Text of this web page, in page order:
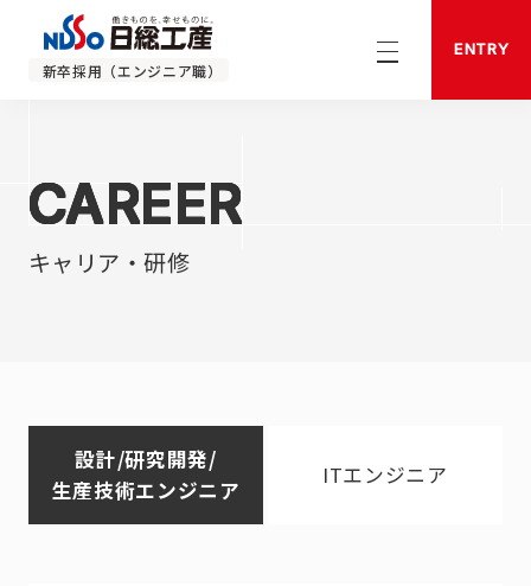
新卒採用（エンジニア職）
ENTRY
CAREER
CAREER
キャリア・研修
設計/研究開発/
生産技術エンジニア
ITエンジニア